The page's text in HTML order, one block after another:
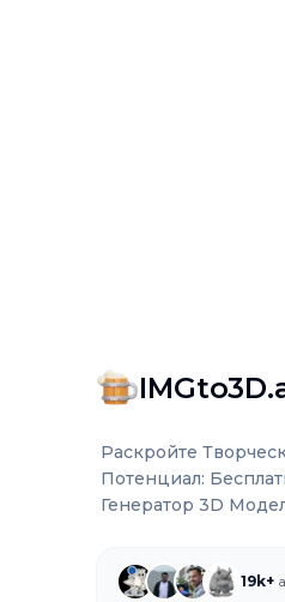
Раскройте
Потенциал:
Генератор 3D
19k+